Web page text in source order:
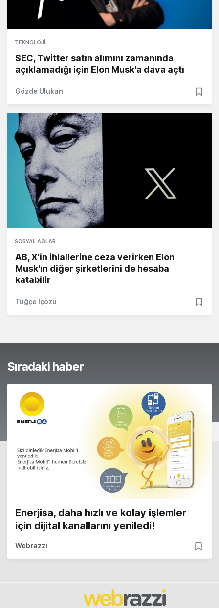
TEKNOLOJI
SEC, Twitter satın alımını zamanında
açıklamadığı için Elon Musk'a dava açtı
Gözde Ulukan
SOSYAL AĞLAR
AB, X'in ihlallerine ceza verirken Elon
Musk'ın diğer şirketlerini de hesaba
katabilir
Tuğçe İçözü
Sıradaki haber
Enerjisa, daha hızlı ve kolay işlemler
için dijital kanallarını yeniledi!
Webrazzi